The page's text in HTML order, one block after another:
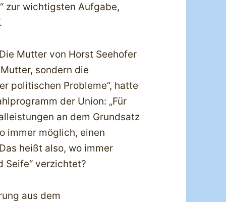
zur wichtigsten Aufgabe,
Mutter von Horst Seehofer
sondern die
politischen Probleme“, hatte
der Union: „Für
an dem Grundsatz
immer möglich, einen
heißt also, wo immer
Seife“ verzichtet?
aus dem